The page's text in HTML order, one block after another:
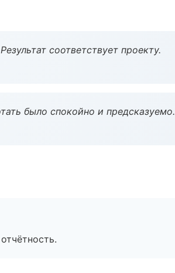
соответствует проекту.
было спокойно и предсказуемо.